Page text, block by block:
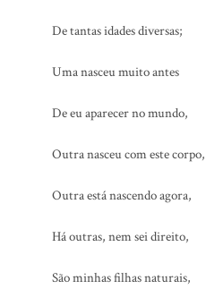
De tantas idades diversas;
Uma nasceu muito antes
De eu aparecer no mundo,
Outra nasceu com este corpo,
Outra está nascendo agora,
Há outras, nem sei direito,
São minhas filhas naturais,